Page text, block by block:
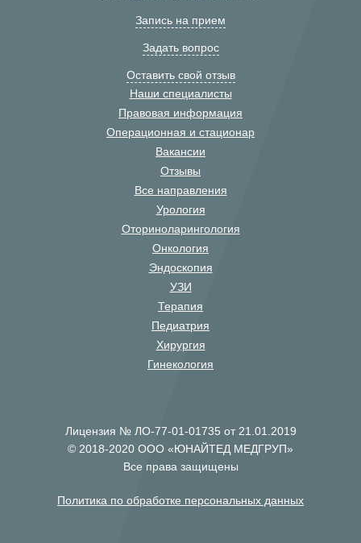
Запись на прием
Задать вопрос
Оставить свой отзыв
Наши специалисты
Правовая информация
Операционная и стационар
Вакансии
Отзывы
Все направления
Урология
Оториноларингология
Онкология
Эндоскопия
УЗИ
Терапия
Педиатрия
Хирургия
Гинекология
Лицензия № ЛО-77-01-01735 от 21.01.2019
© 2018-2020 ООО «ЮНАЙТЕД МЕДГРУП»
Все права защищены
Политика по обработке персональных данных